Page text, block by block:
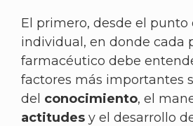
El primero, desde el punto
individual, en donde cada
farmacéutico debe
factores más importantes
del conocimiento, el
actitudes y el desarrollo